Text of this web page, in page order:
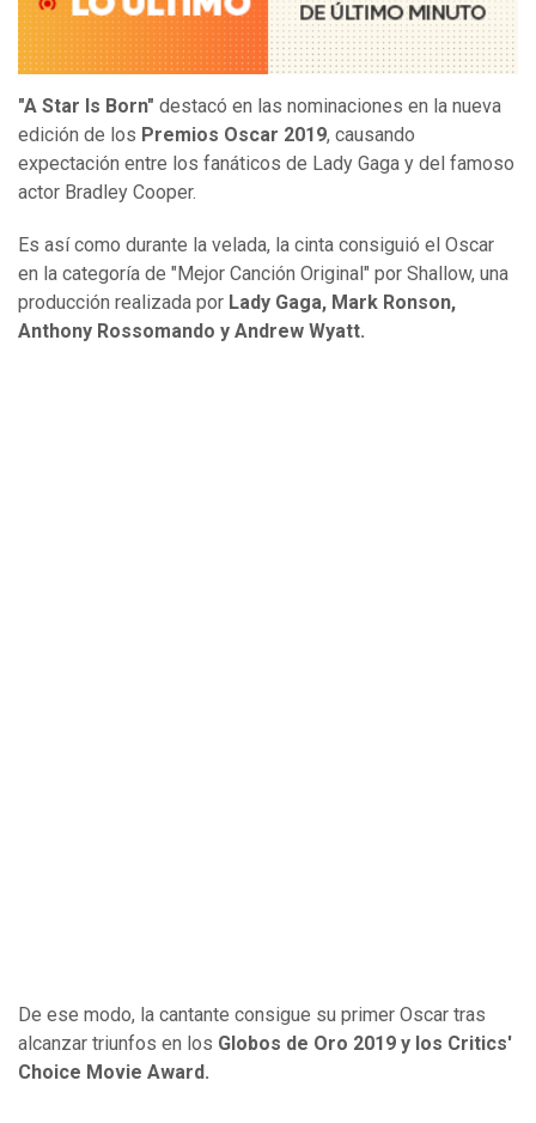
"A Star Is Born" destacó en las nominaciones en la nueva
edición de los Premios Oscar 2019, causando
expectación entre los fanáticos de Lady Gaga y del famoso
actor Bradley Cooper.
Es así como durante la velada, la cinta consiguió el Oscar
en la categoría de "Mejor Canción Original" por Shallow, una
producción realizada por Lady Gaga, Mark Ronson,
Anthony Rossomando y Andrew Wyatt.
De ese modo, la cantante consigue su primer Oscar tras
alcanzar triunfos en los Globos de Oro 2019 y los Critics'
Choice Movie Award.